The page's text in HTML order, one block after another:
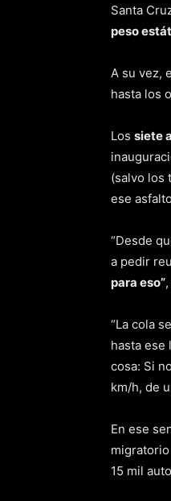
Santa
peso
A su vez,
hasta los
Los siete
(salvo los
ese
“Desde
a pedir
para eso”
“La cola
hasta ese
cosa: Si
km/h, de
En ese
15 mil